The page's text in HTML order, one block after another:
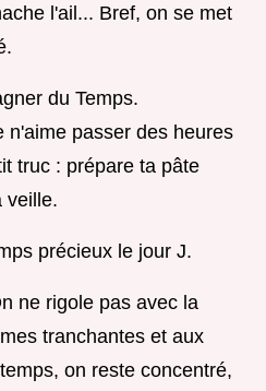
l'ail... Bref, on se met
du Temps.
n'aime passer des heures
truc : prépare ta pâte
veille.
précieux le jour J.
ne rigole pas avec la
tranchantes et aux
on reste concentré,